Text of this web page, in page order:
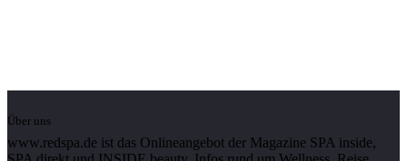
Über uns
www.redspa.de ist das Onlineangebot der Magazine SPA inside,